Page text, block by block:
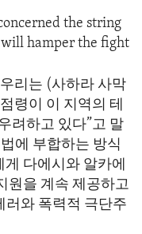
the string
hamper the fight
리는 (사하라 사막
령이 이 지역의 테
려하고 있다”고 말
에 부합하는 방식
다에시와 알카에
원을 계속 제공하고
러와 폭력적 극단주